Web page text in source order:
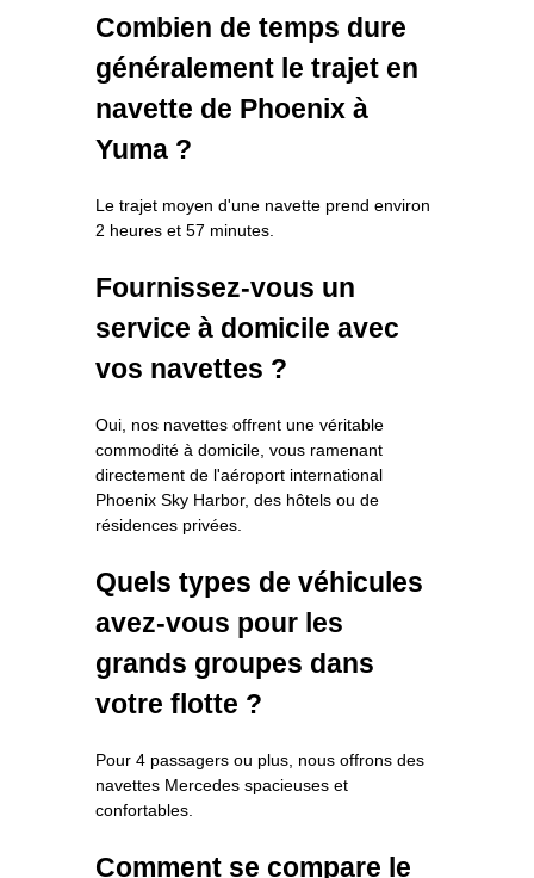
Combien de temps dure
généralement le trajet en
navette de Phoenix à
Yuma ?
Le trajet moyen d'une navette prend environ
2 heures et 57 minutes.
Fournissez-vous un
service à domicile avec
vos navettes ?
Oui, nos navettes offrent une véritable
commodité à domicile, vous ramenant
directement de l'aéroport international
Phoenix Sky Harbor, des hôtels ou de
résidences privées.
Quels types de véhicules
avez-vous pour les
grands groupes dans
votre flotte ?
Pour 4 passagers ou plus, nous offrons des
navettes Mercedes spacieuses et
confortables.
Comment se compare le